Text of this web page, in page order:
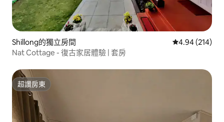
Shillong的獨立房間 從 214 則評價
4.94 (214)
Nat Cottage - 復古家居體驗 | 套房
超讚房東
超讚房東